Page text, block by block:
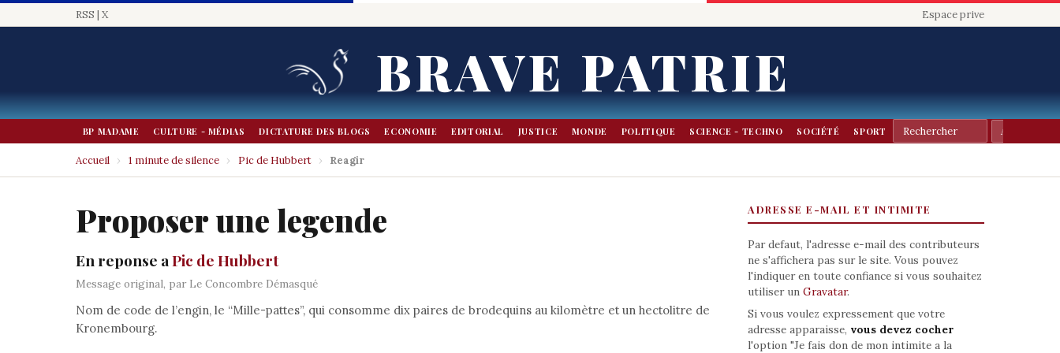
RSS | X Espace prive
BRAVE PATRIE
BP MADAME CULTURE - MÉDIAS DICTATURE DES BLOGS ECONOMIE EDITORIAL JUSTICE MONDE POLITIQUE SCIENCE - TECHNO SOCIÉTÉ SPORT
Accueil › 1 minute de silence › Pic de Hubbert › Reagir
Proposer une legende
En reponse aPic de Hubbert
Message original, par Le Concombre Démasqué
Nom de code de l’engin, le “Mille-pattes”, qui consomme dix paires de brodequins au kilomètre et un hectolitre de
Kronembourg.
ADRESSE E-MAIL ET INTIMITE
Par defaut, l'adresse e-mail des contributeurs
ne s'affichera pas sur le site. Vous pouvez
l'indiquer en toute confiance si vous souhaitez
utiliser un Gravatar.
Si vous voulez expressement que votre
adresse apparaisse, vous devez cocher
l'option "Je fais don de mon intimite a la